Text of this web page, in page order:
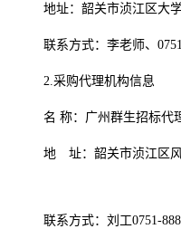
地址：韶关市浈江区大
联系方式：李老师、
2.采购代理机构信息
名 称：广州
地 址：韶关市浈
联系方式：